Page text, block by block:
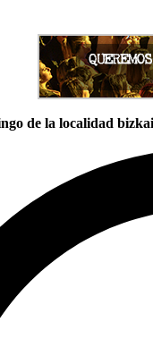
de la localidad